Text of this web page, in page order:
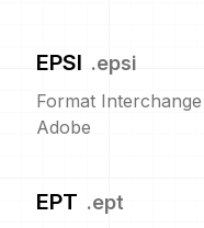
EPSI .epsi
Format
Adobe
EPT .ept